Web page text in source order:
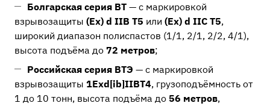
Болгарская серия BT — с маркировкой
взрывозащиты (Ex) d IIB T5 или (Ex) d IIC T5,
широкий диапазон полиспастов (1/1, 2/1, 2/2, 4/1),
высота подъёма до 72 метров;
Российская серия ВТЭ — с маркировкой
взрывозащиты 1Exd[ib]IIBT4, грузоподъёмность от
1 до 10 тонн, высота подъёма до 56 метров,